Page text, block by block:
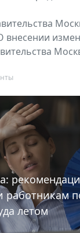
внесении
работникам
летом